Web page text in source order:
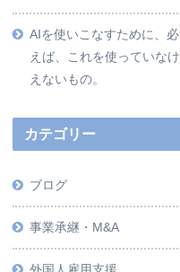
AIを使いこなすために、
えば、これを使っていな
えないもの。
カテゴリー
ブログ
事業承継・M&A